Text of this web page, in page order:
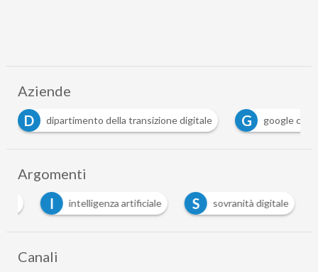
Aziende
della transizione digitale G google cloud M
Argomenti
I intelligenza artificiale S sovranità digitale
Canali